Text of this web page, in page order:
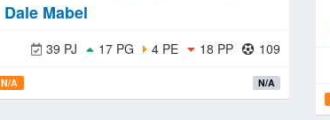
Dale Mabel
109
18 PP
4 PE
17 PG
39 PJ
N/A N/A